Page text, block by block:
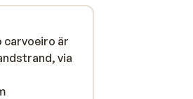
carvoeiro är
via